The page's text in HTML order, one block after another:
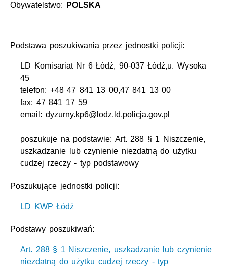
Obywatelstwo: POLSKA
Podstawa poszukiwania przez jednostki policji:
LD Komisariat Nr 6 Łódź, 90-037 Łódź,u. Wysoka
45
telefon: +48 47 841 13 00,47 841 13 00
fax: 47 841 17 59
email: dyzurny.kp6@lodz.ld.policja.gov.pl
poszukuje na podstawie: Art. 288 § 1 Niszczenie,
uszkadzanie lub czynienie niezdatną do użytku
cudzej rzeczy - typ podstawowy
Poszukujące jednostki policji:
LD KWP Łódź
Podstawy poszukiwań:
Art. 288 § 1 Niszczenie, uszkadzanie lub czynienie
niezdatną do użytku cudzej rzeczy - typ